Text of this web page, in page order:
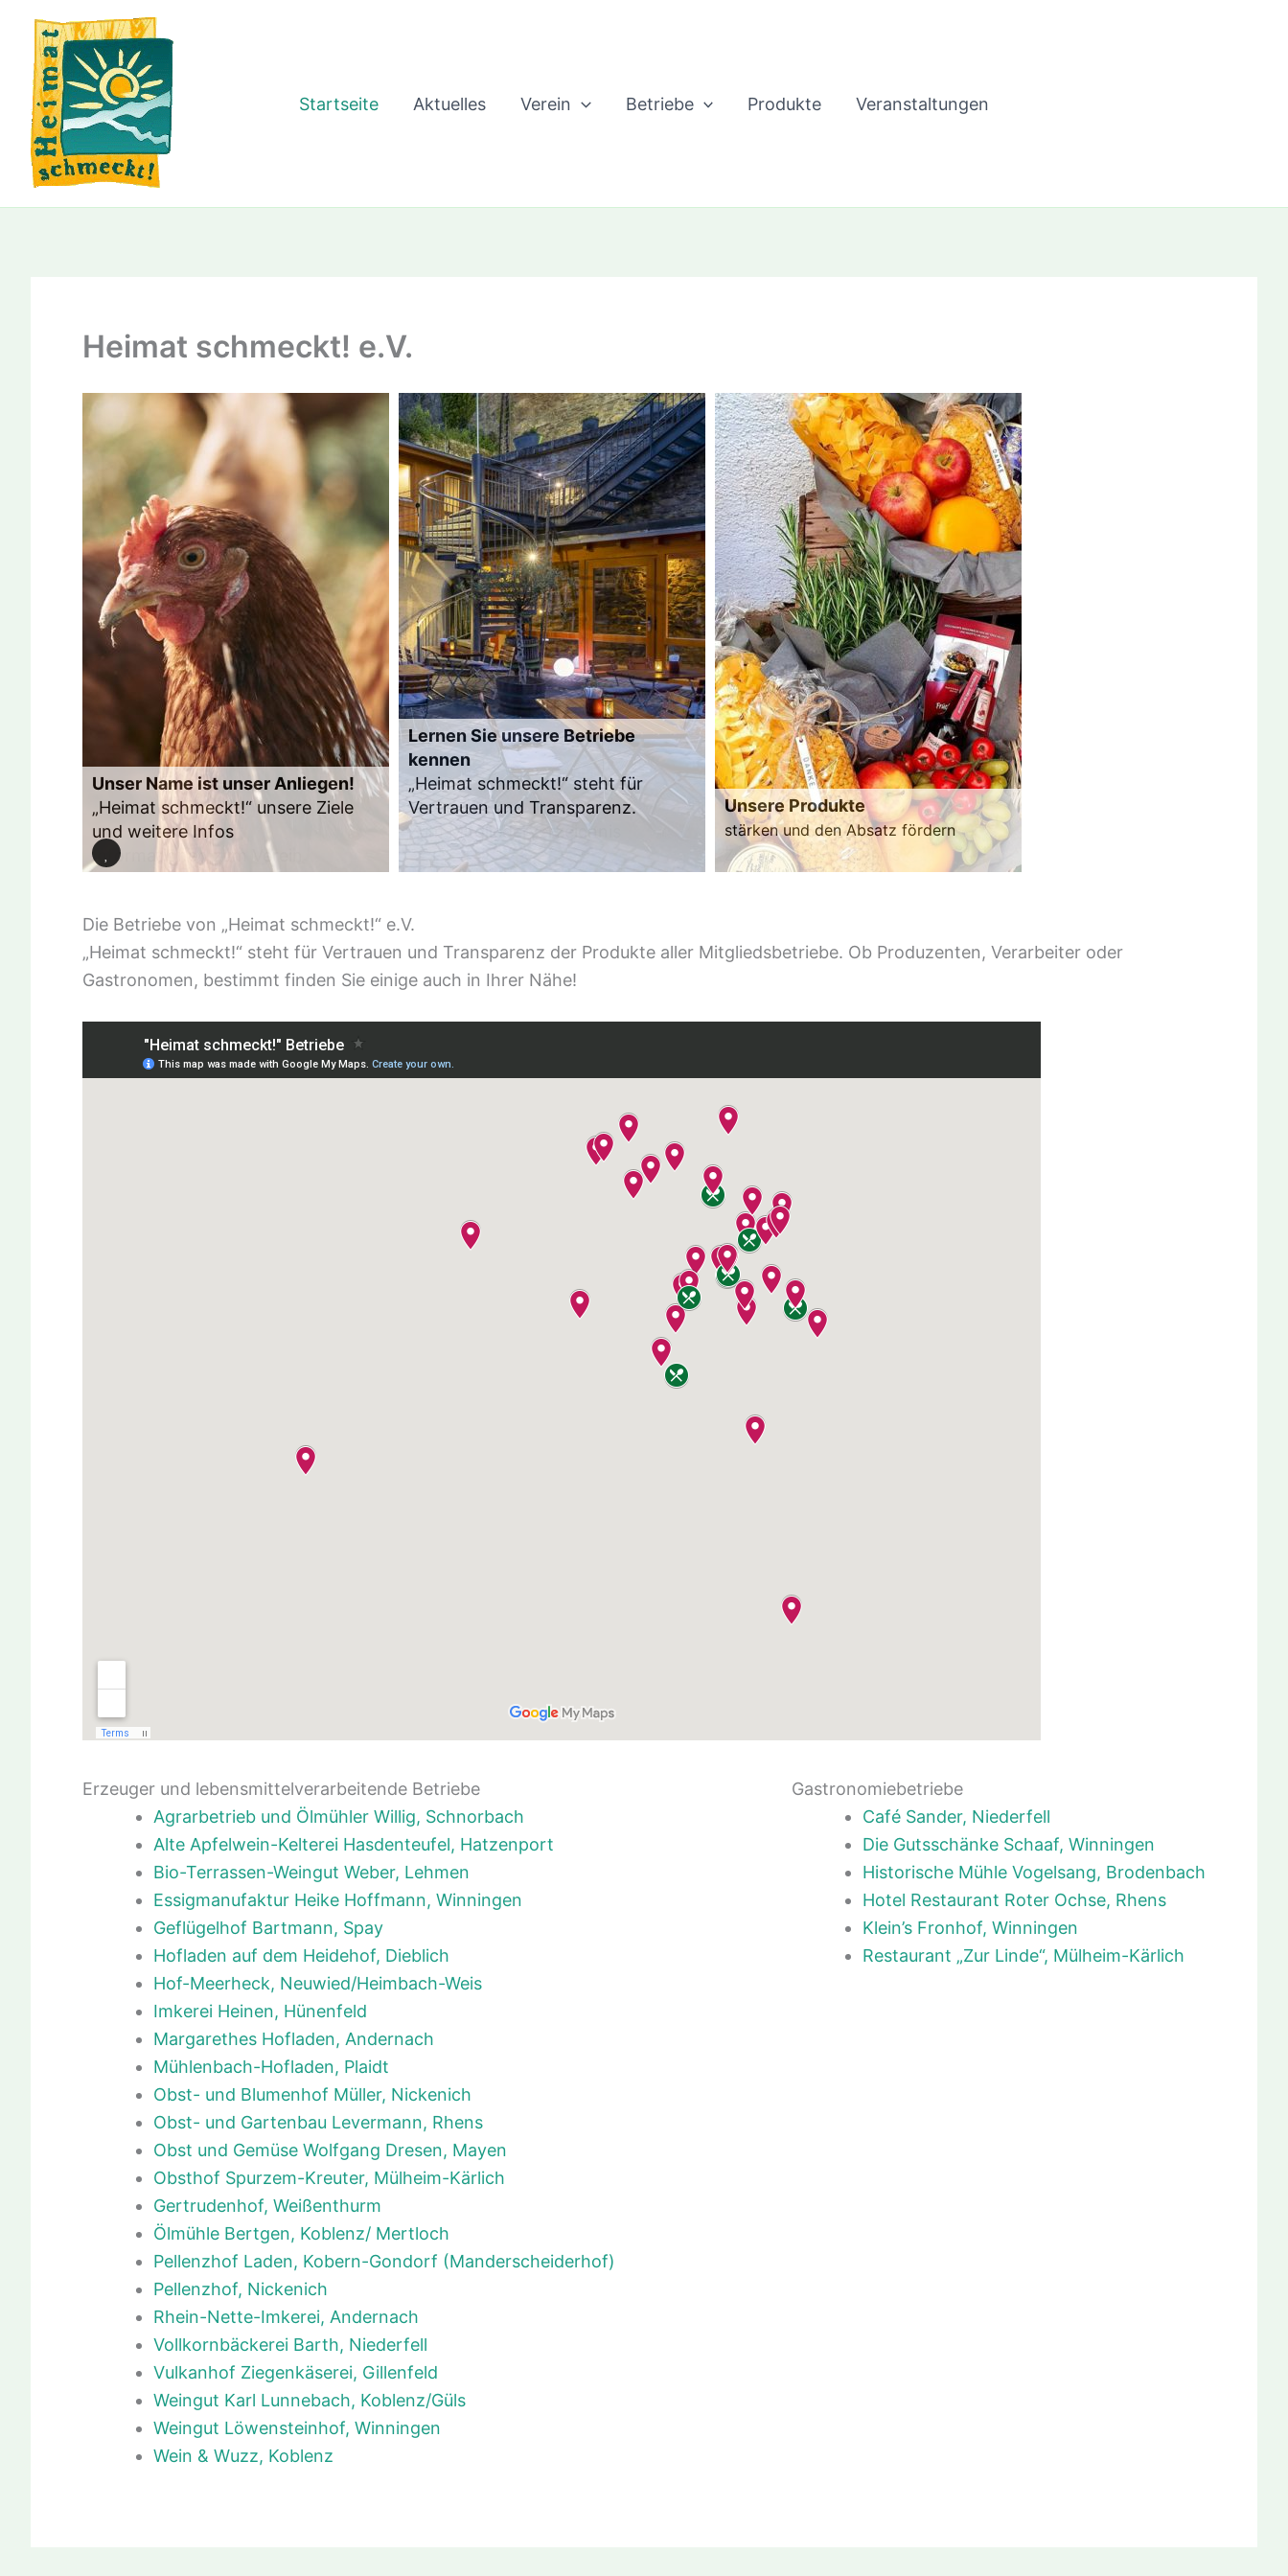
Inhalt
springen
Startseite
Aktuelles Verein Betriebe Produkte Veranstaltungen
Heimat schmeckt! e.V.
Unser Name ist unser Anliegen!
„Heimat schmeckt!“ unsere Ziele
und weitere Infos
Informationen zum Verein
Lernen Sie unsere Betriebe
kennen
„Heimat schmeckt!“ steht für
Vertrauen und Transparenz.
Zum Mitgliederverzeichnis
Unsere Produkte
stärken und den Absatz fördern
Zum Produktverzeichnis
Die Betriebe von „Heimat schmeckt!“ e.V.
„Heimat schmeckt!“ steht für Vertrauen und Transparenz der Produkte aller Mitgliedsbetriebe. Ob Produzenten, Verarbeiter oder
Gastronomen, bestimmt finden Sie einige auch in Ihrer Nähe!
Erzeuger und lebensmittelverarbeitende Betriebe
Agrarbetrieb und Ölmühler Willig, Schnorbach
Alte Apfelwein-Kelterei Hasdenteufel, Hatzenport
Bio-Terrassen-Weingut Weber, Lehmen
Essigmanufaktur Heike Hoffmann, Winningen
Geflügelhof Bartmann, Spay
Hofladen auf dem Heidehof, Dieblich
Hof-Meerheck, Neuwied/Heimbach-Weis
Imkerei Heinen, Hünenfeld
Margarethes Hofladen, Andernach
Mühlenbach-Hofladen, Plaidt
Obst- und Blumenhof Müller, Nickenich
Obst- und Gartenbau Levermann, Rhens
Obst und Gemüse Wolfgang Dresen, Mayen
Obsthof Spurzem-Kreuter, Mülheim-Kärlich
Gertrudenhof, Weißenthurm
Ölmühle Bertgen, Koblenz/ Mertloch
Pellenzhof Laden, Kobern-Gondorf (Manderscheiderhof)
Pellenzhof, Nickenich
Rhein-Nette-Imkerei, Andernach
Vollkornbäckerei Barth, Niederfell
Vulkanhof Ziegenkäserei, Gillenfeld
Weingut Karl Lunnebach, Koblenz/Güls
Weingut Löwensteinhof, Winningen
Wein & Wuzz, Koblenz
Gastronomiebetriebe
Café Sander, Niederfell
Die Gutsschänke Schaaf, Winningen
Historische Mühle Vogelsang, Brodenbach
Hotel Restaurant Roter Ochse, Rhens
Klein’s Fronhof, Winningen
Restaurant „Zur Linde“, Mülheim-Kärlich